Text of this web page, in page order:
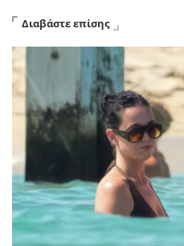
Διαβάστε επίσης